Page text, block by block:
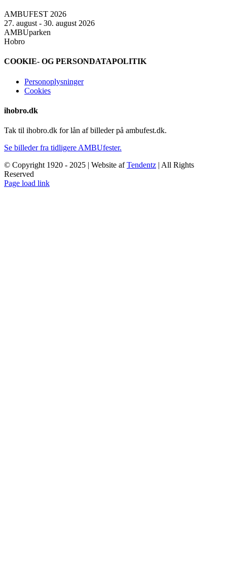
AMBUFEST 2026
27. august - 30. august 2026
AMBUparken
Hobro
COOKIE- OG PERSONDATAPOLITIK
Personoplysninger
Cookies
ihobro.dk
Tak til ihobro.dk for lån af billeder på ambufest.dk.
Se billeder fra tidligere AMBUfester.
© Copyright 1920 - 2025 | Website afTendentz | All Rights
Reserved
Facebook
Instagram
YouTube
Page load link